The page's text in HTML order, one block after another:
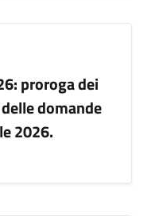
proroga dei
domande
2026.